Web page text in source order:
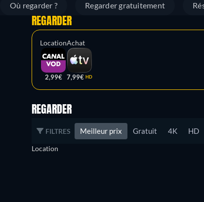
Où regarder ? Regarder gratuitement
REGARDER
Location
2,99€
Achat
7,99€ HD
REGARDER
FILTRES Meilleur prix Gratuit 4K HD
Location